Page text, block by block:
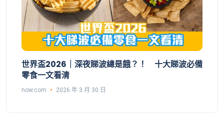
世界盃2026｜深夜睇波總是餓？！ 十大睇波必備
零食一文看清
now.com 2026 年 3 月 30 日